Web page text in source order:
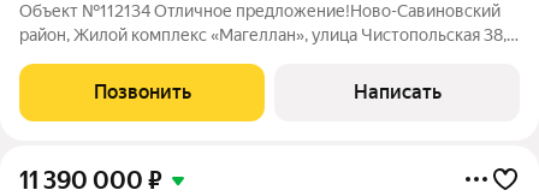
Объект №112134 Отличное предложение!Ново-Савиновский
район, Жилой комплекс «Магеллан», улица Чистопольская 38,
изысканная двухкомнатная квартира площадью 74,8 кв. м. на
20 этаже 22-этажного
Позвонить Написать
11 390 000 ₽